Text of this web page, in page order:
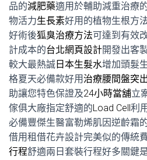
品的減肥藥適用於輔助減重治療
物活力生長素好用的植物生根方
好術後狐臭治療方法可達到有效
計成本的台北網頁設計開發出客
較大最熱誠 日本生髮水增加頭髮
格夏天必備款好用 治療腰間盤突
助讓您特色保證及24小時當舖立
傢俱大廠指定舒適的Load Cell利
必備豐傑生醫富勒烯肌因逆齡霜
借用租借花卉設計完美似的傳統
行程舒適兩日套裝行程好多關鍵